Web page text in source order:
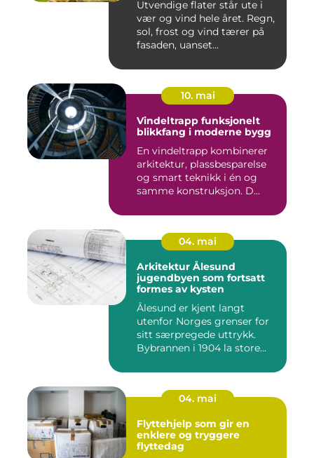
Utvendige flater står ute i
vær og vind hele året. Regn,
sol, frost og vind tærer på
fasaden, uanset...
10. mai
Vindeltrapp funksjonelt
blikkfang i moderne bygg
En vindeltrapp kombinerer
arkitektur, plassbesparelse
og smart teknikk i én og
samme konstruksjon. D...
04. mai
Arkitektur Ålesund
jugendbyen som fortsatt
formes av kysten
Ålesund er kjent langt
utenfor Norges grenser for
sitt særpregede uttrykk.
Bybrannen i 1904 la store...
04. mai
Flyttehjelp som gir en
enklere og tryggere
flyttedag